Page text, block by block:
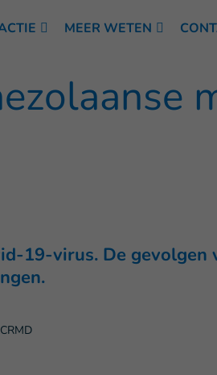
MEER WETEN
19-virus. De gevolgen